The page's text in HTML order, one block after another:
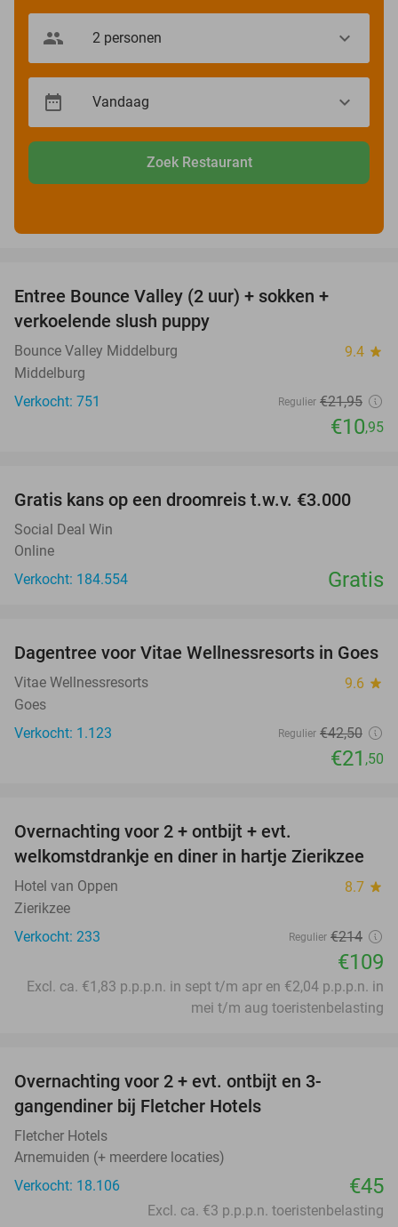
Zoek Restaurant
Entree Bounce Valley (2 uur) + sokken +
verkoelende slush puppy
Bounce Valley Middelburg 9.4 star
Middelburg
Verkocht: 751
Regulier €21,95
€10,95
Gratis kans op een droomreis t.w.v. €3.000
Social Deal Win
Online
Verkocht: 184.554
Gratis
49%
Dagentree voor Vitae Wellnessresorts in Goes
Vitae Wellnessresorts 9.6 star
Goes
Verkocht: 1.123
Regulier €42,50
€21 ,50
Overnachting voor 2 + ontbijt + evt.
welkomstdrankje en diner in hartje Zierikzee
Hotel van Oppen 8.7 star
Zierikzee
Verkocht: 233
Regulier €214
€109
Excl. ca. €1,83 p.p.p.n. in sept t/m apr en €2,04 p.p.p.n. in
mei t/m aug toeristenbelasting
Overnachting voor 2 + evt. ontbijt en 3-
gangendiner bij Fletcher Hotels
Fletcher Hotels
Arnemuiden (+ meerdere locaties)
Verkocht: 18.106
€45
Excl. ca. €3 p.p.p.n. toeristenbelasting